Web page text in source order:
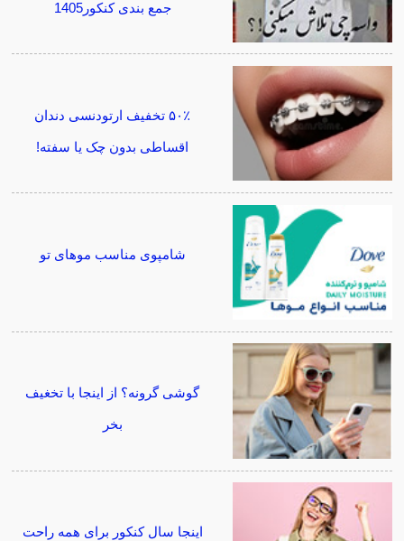
جمع بندی کنکور1405
۵۰٪ تخفیف ارتودنسی دندان
اقساطی بدون چک یا سفته!
شامپوی مناسب موهای تو
گوشی گرونه؟ از اینجا با تخغیف
بخر
اینجا سال کنکور برای همه راحت